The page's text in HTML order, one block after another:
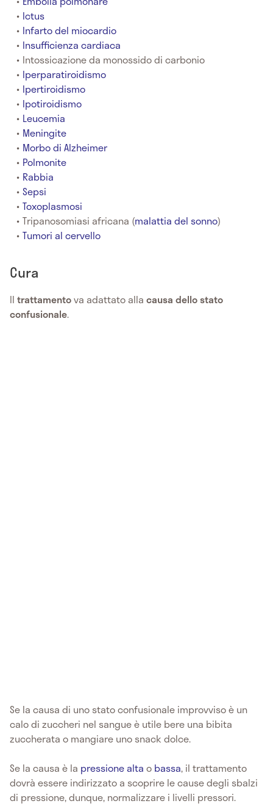
Ictus
Infarto del miocardio
Insufficienza cardiaca
Intossicazione da monossido di carbonio
Iperparatiroidismo
Ipertiroidismo
Ipotiroidismo
Leucemia
Meningite
Morbo di Alzheimer
Polmonite
Rabbia
Sepsi
Toxoplasmosi
Tripanosomiasi africana (malattia del sonno)
Tumori al cervello
Cura
Il trattamentova adattato alla causa dello stato
confusionale.
Se la causa di uno stato confusionale improvviso è un
calo di zuccheri nel sangue è utile bere una bibita
zuccherata o mangiare uno snack dolce.
Se la causa è la pressione alta o bassa, il trattamento
dovrà essere indirizzato a scoprire le cause degli sbalzi
di pressione, dunque, normalizzare i livelli pressori.